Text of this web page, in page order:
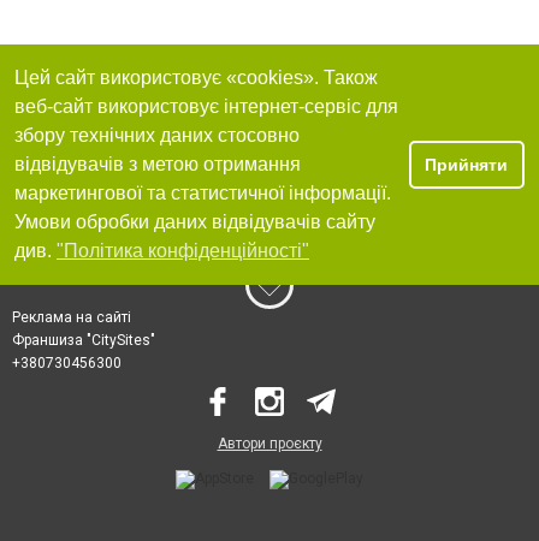
Цей сайт використовує «cookies». Також
веб-сайт використовує інтернет-сервіс для
збору технічних даних стосовно
відвідувачів з метою отримання
маркетингової та статистичної інформації.
Умови обробки даних відвідувачів сайту
див. "Політика конфіденційності"
Прийняти
Реклама на сайті
Франшиза "CitySites"
+380730456300
Автори проєкту